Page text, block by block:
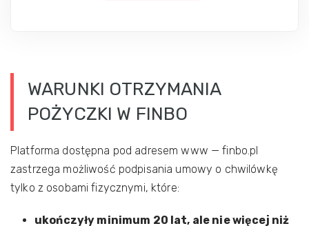
WARUNKI OTRZYMANIA
POŻYCZKI W FINBO
Platforma dostępna pod adresem www — finbo.pl
zastrzega możliwość podpisania umowy o chwilówkę
tylko z osobami fizycznymi, które:
ukończyły minimum 20 lat, ale nie więcej niż